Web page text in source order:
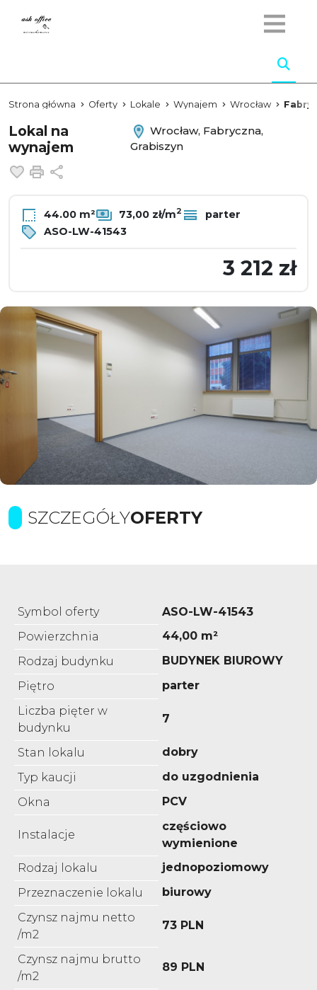
Strona główna Oferty Lokale Wynajem Wrocław
Lokal na
wynajem
Wrocław, Fabryczna,
Grabiszyn
Dodaj do ulubionych
Drukuj
44.00 m² 73,00 zł/m2
parter
ASO-LW-41543
3 212 zł
SZCZEGÓŁYOFERTY
Symbol oferty
ASO-LW-41543
Powierzchnia
44,00 m²
Rodzaj budynku
BUDYNEK BIUROWY
Piętro
parter
Liczba pięter w
budynku
7
Stan lokalu
dobry
Typ kaucji
do uzgodnienia
Okna
PCV
Instalacje
częściowo
wymienione
Rodzaj lokalu
jednopoziomowy
Przeznaczenie lokalu
biurowy
Czynsz najmu netto
/m2
73 PLN
Czynsz najmu brutto
/m2
89 PLN